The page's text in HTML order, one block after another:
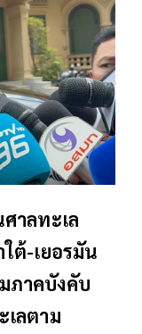
าลทะเล
ต้-เยอรมัน
ภาคบังคับ
เลตาม